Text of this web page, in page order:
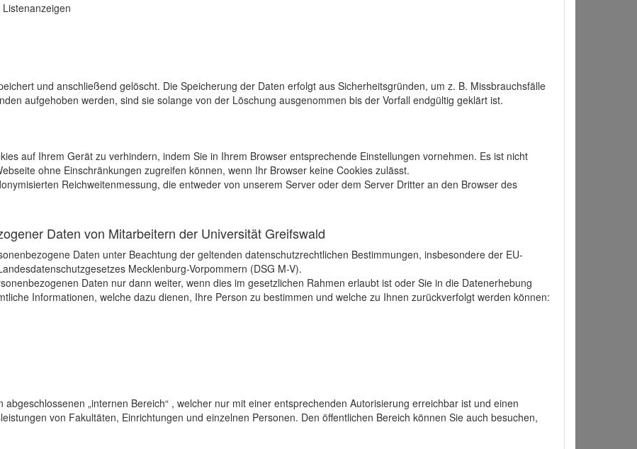
und anschließend gelöscht. Die Speicherung der Daten erfolgt aus Sicherheitsgründen, um z. B. Missbrauchsfälle
aufgehoben werden, sind sie solange von der Löschung ausgenommen bis der Vorfall endgültig geklärt ist.
auf Ihrem Gerät zu verhindern, indem Sie in Ihrem Browser entsprechende Einstellungen vornehmen. Es ist nicht
ohne Einschränkungen zugreifen können, wenn Ihr Browser keine Cookies zulässt.
Reichweitenmessung, die entweder von unserem Server oder dem Server Dritter an den Browser des
Daten von Mitarbeitern der Universität Greifswald
Daten unter Beachtung der geltenden datenschutzrechtlichen Bestimmungen, insbesondere der EU-
Mecklenburg-Vorpommern (DSG M-V).
Daten nur dann weiter, wenn dies im gesetzlichen Rahmen erlaubt ist oder Sie in die Datenerhebung
Informationen, welche dazu dienen, Ihre Person zu bestimmen und welche zu Ihnen zurückverfolgt werden können:
„internen Bereich“ , welcher nur mit einer entsprechenden Autorisierung erreichbar ist und einen
von Fakultäten, Einrichtungen und einzelnen Personen. Den öffentlichen Bereich können Sie auch besuchen,